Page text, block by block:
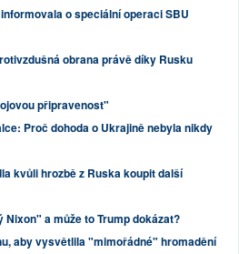
o speciální operaci SBU
obrana právě díky Rusku
připravenost"
Proč dohoda o Ukrajině nebyla nikdy
kvůli hrozbě z Ruska koupit další
Nixon" a může to Trump dokázat?
aby vysvětlila "mimořádné" hromadění